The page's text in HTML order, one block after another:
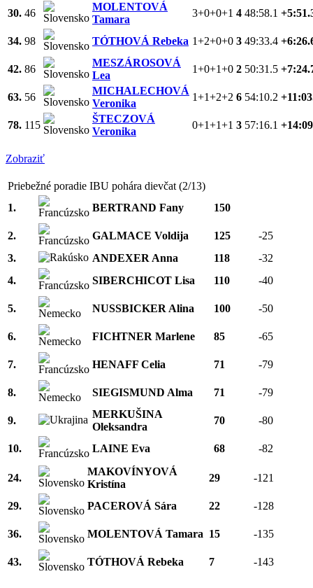
30. 46
MOLENTOVÁ
Tamara
3+0+0+1 4 48:58.1
34. 98 TÓTHOVÁ Rebeka 1+2+0+0 3 49:33.4
42. 86
MESZÁROSOVÁ
Lea
1+0+1+0 2 50:31.5
63. 56
MICHALECHOVÁ
Veronika
1+1+2+2 6 54:10.2
78. 115
ŠTECZOVÁ
Veronika
0+1+1+1 3 57:16.1
Zobraziť
Priebežné poradie IBU pohára dievčat (2/13)
1.
BERTRAND Fany 150
2. GALMACE Voldija 125
-25
3.
ANDEXER Anna 118
-32
4.
SIBERCHICOT Lisa 110 -40
5. NUSSBICKER Alina 100 -50
6. FICHTNER Marlene 85 -65
7. HENAFF Celia 71 -79
8. SIEGISMUND Alma 71 -79
9.
MERKUŠINA
Oleksandra
70 -80
10. LAINE Eva 68 -82
24.
MAKOVÍNYOVÁ
Kristína
29 -121
29. PACEROVÁ Sára 22 -128
36. MOLENTOVÁ Tamara 15 -135
43. TÓTHOVÁ Rebeka 7 -143